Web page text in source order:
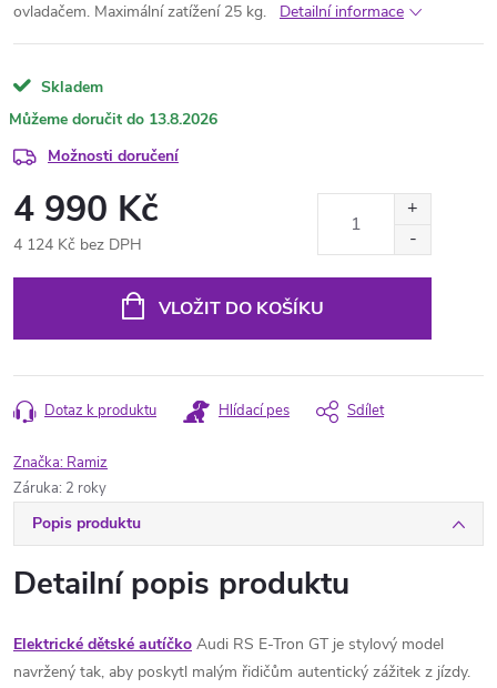
ovladačem. Maximální zatížení 25 kg.
Detailní informace
Skladem
13.8.2026
Možnosti doručení
4 990 Kč
4 124 Kč bez DPH
VLOŽIT DO KOŠÍKU
Dotaz k produktu Hlídací pes Sdílet
Značka: Ramiz
Záruka: 2 roky
Popis produktu
Detailní popis produktu
Elektrické dětské autíčko Audi RS E-Tron GT je stylový model
navržený tak, aby poskytl malým řidičům autentický zážitek z jízdy.